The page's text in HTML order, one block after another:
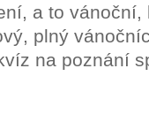
a to
plný
na poznání